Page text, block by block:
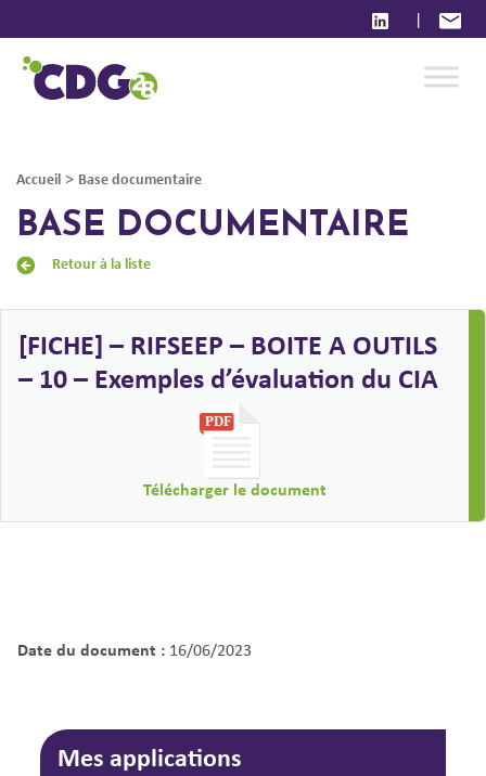
|
Accueil > Base documentaire
BASE DOCUMENTAIRE
Retour à la liste
[FICHE] – RIFSEEP – BOITE A OUTILS
– 10 – Exemples d’évaluation du CIA
Télécharger le document
Date du document : 16/06/2023
Mes applications